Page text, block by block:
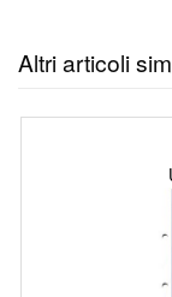
Altri articoli